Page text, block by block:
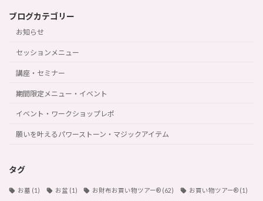
ブログカテゴリー
お知らせ
セッションメニュー
講座・セミナー
期間限定メニュー・イベント
イベント・ワークショップレポ
願いを叶えるパワーストーン・マジックアイテム
タグ
お墓 (1) お盆 (1) お財布お買い物ツアー®︎ (62) お買い物ツアー®︎(1)